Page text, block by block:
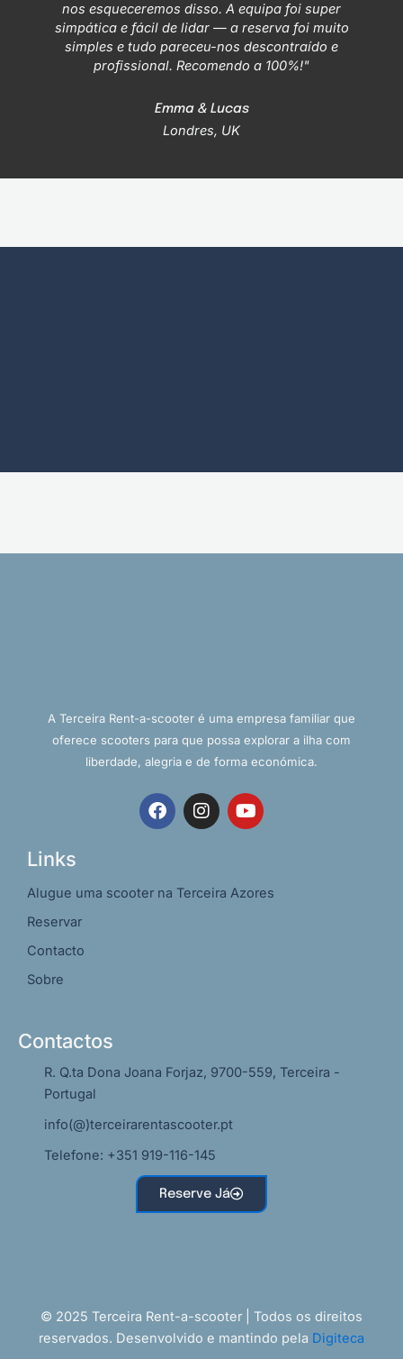
nos esqueceremos disso. A equipa foi super
simpática e fácil de lidar — a reserva foi muito
simples e tudo pareceu-nos descontraído e
profissional. Recomendo a 100%!"
Emma & Lucas
Londres, UK
A Terceira Rent-a-scooter é uma empresa familiar que
oferece scooters para que possa explorar a ilha com
liberdade, alegria e de forma económica.
F
a
o
I
n
g
Y
o
b
Links
Alugue uma scooter na Terceira Azores
Reservar
Contacto
Sobre
Contactos
R. Q.ta Dona Joana Forjaz, 9700-559, Terceira -
Portugal
info(@)terceirarentascooter.pt
Telefone: +351 919-116-145
Reserve Já
© 2025 Terceira Rent-a-scooter | Todos os direitos
reservados. Desenvolvido e mantindo pela Digiteca